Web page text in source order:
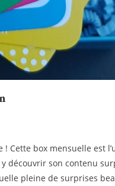
Cette box mensuelle est
découvrir son contenu
pleine de surprises